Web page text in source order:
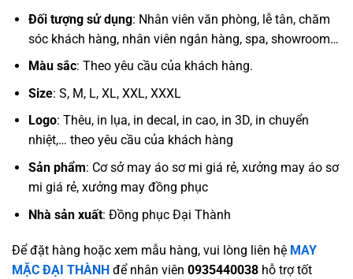
Đối tượng sử dụng: Nhân viên văn phòng, lễ tân, chăm
sóc khách hàng, nhân viên ngân hàng, spa, showroom…
Màu sắc: Theo yêu cầu của khách hàng.
Size: S, M, L, XL, XXL, XXXL
Logo: Thêu, in lụa, in decal, in cao, in 3D, in chuyển
nhiệt,… theo yêu cầu của khách hàng
Sản phẩm: Cơ sở may áo sơ mi giá rẻ, xưởng may áo sơ
mi giá rẻ, xưởng may đồng phục
Nhà sản xuất: Đồng phục Đại Thành
Để đặt hàng hoặc xem mẫu hàng, vui lòng liên hệ MAY
MẶC ĐẠI THÀNH để nhân viên 0935440038 hỗ trợ tốt